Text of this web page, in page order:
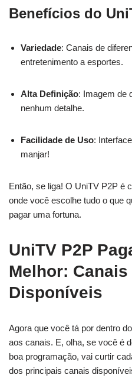
Benefícios do
Variedade: Canais de
entretenimento a esportes.
Alta Definição: Imagem de
nenhum detalhe.
Facilidade de Uso:
manjar!
Então, se liga! O UniTV P2P é
onde você escolhe tudo o que
pagar uma fortuna.
UniTV P2P
Melhor:
Disponíveis
Agora que você tá por dentro
aos canais. E, olha, se você é
boa programação, vai curtir
dos principais canais